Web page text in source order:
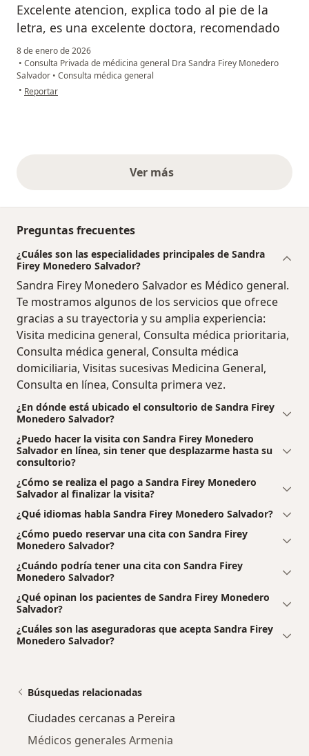
Excelente atencion, explica todo al pie de la
letra, es una excelente doctora, recomendado
8 de enero de 2026
• Consulta Privada de médicina general Dra Sandra Firey Monedero
Salvador • Consulta médica general
• en opinión del usuario Juan Mateo Zapata
Reportar
Ver másopiniones anteriores
Preguntas frecuentes
¿Cuáles son las especialidades principales de Sandra
Firey Monedero Salvador?
Sandra Firey Monedero Salvador es Médico general.
Te mostramos algunos de los servicios que ofrece
gracias a su trayectoria y su amplia experiencia:
Visita medicina general, Consulta médica prioritaria,
Consulta médica general, Consulta médica
domiciliaria, Visitas sucesivas Medicina General,
Consulta en línea, Consulta primera vez.
¿En dónde está ubicado el consultorio de Sandra Firey
Monedero Salvador?
¿Puedo hacer la visita con Sandra Firey Monedero
Salvador en línea, sin tener que desplazarme hasta su
consultorio?
¿Cómo se realiza el pago a Sandra Firey Monedero
Salvador al finalizar la visita?
¿Qué idiomas habla Sandra Firey Monedero Salvador?
¿Cómo puedo reservar una cita con Sandra Firey
Monedero Salvador?
¿Cuándo podría tener una cita con Sandra Firey
Monedero Salvador?
¿Qué opinan los pacientes de Sandra Firey Monedero
Salvador?
¿Cuáles son las aseguradoras que acepta Sandra Firey
Monedero Salvador?
Búsquedas relacionadas
Ciudades cercanas a Pereira
Médicos generales Armenia